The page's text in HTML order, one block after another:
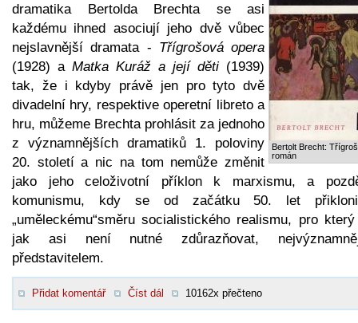
Bertolt Brecht:
román
dramatika Bertolda Brechta se asi
každému ihned asociují jeho dvě vůbec
nejslavnější dramata - Třígrošová opera
(1928) a Matka Kuráž a její děti (1939)
tak, že i kdyby právě jen pro tyto dvě
divadelní hry, respektive operetní libreto a
hru, můžeme Brechta prohlásit za jednoho
z významnějších dramatiků 1. poloviny
20. století a nic na tom nemůže změnit
jako jeho celoživotní příklon k marxismu, a
komunismu, kdy se od začátku 50. let
„uměleckému“směru socialistického realismu, pro
jak asi není nutné zdůrazňovat,
představitelem.
Přidat komentář Číst dál 10162x přečteno